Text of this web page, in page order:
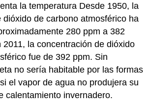
la temperatura Desde 1950, la
dióxido de carbono atmosférico ha
280 ppm a 382
2011, la concentración de dióxido
fue de 392 ppm. Sin
no sería habitable por las formas
el vapor de agua no produjera su
calentamiento invernadero.